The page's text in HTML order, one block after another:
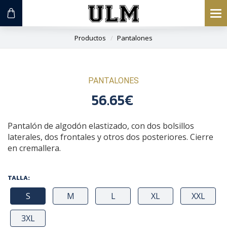
Productos Pantalones
PANTALONES
56.65€
Pantalón de algodón elastizado, con dos bolsillos
laterales, dos frontales y otros dos posteriores. Cierre
en cremallera.
TALLA:
S M L XL
XXL
3XL